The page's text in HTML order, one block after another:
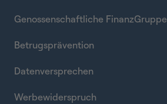
Genossenschaftliche FinanzGruppe
Betrugsprävention
Datenversprechen
Werbewiderspruch